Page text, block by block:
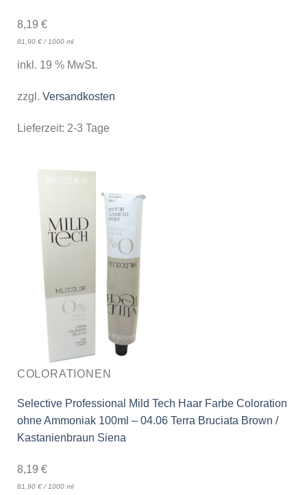
8,19 €
81,90 €/1000 ml
inkl. 19 % MwSt.
zzgl. Versandkosten
Lieferzeit: 2-3 Tage
COLORATIONEN
Selective Professional Mild Tech Haar Farbe Coloration
ohne Ammoniak 100ml – 04.06 Terra Bruciata Brown /
Kastanienbraun Siena
8,19 €
81,90 €/ 1000 ml